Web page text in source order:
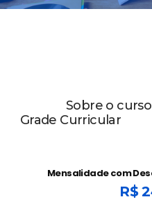
Sobre o curso
Grade Curricular
Mensalidade com
R$